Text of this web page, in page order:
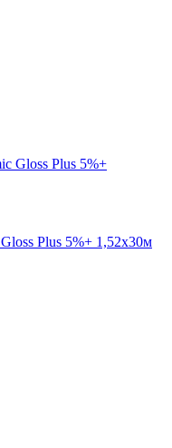
Plus 5%+ 1,52x30м